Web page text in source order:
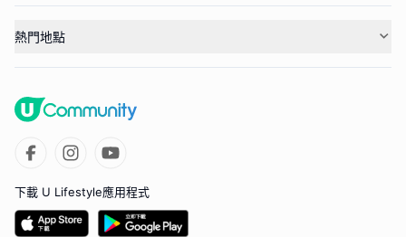
熱門地點
下載 U Lifestyle應用程式